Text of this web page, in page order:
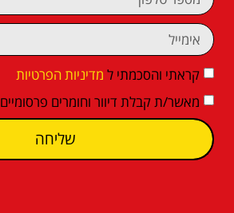
קראתי והסכמתי ל מדיניות הפרטיות
מאשר/ת קבלת דיוור וחומרים פרסומיים
שליחה